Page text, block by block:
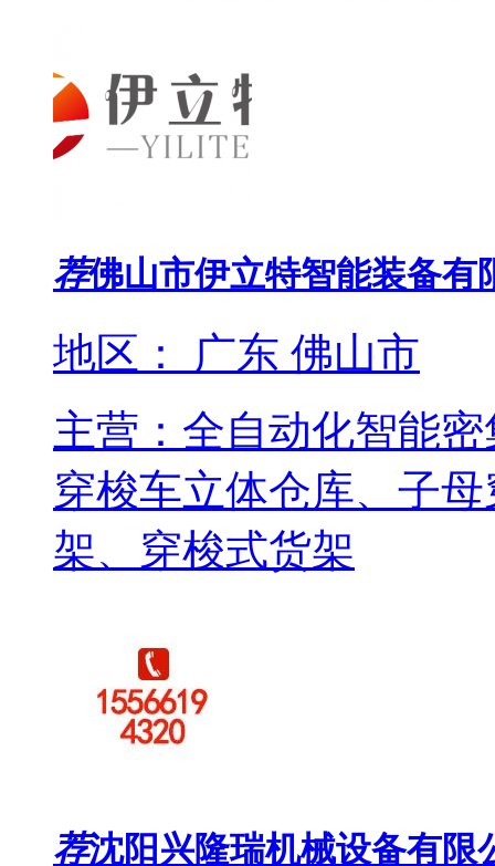
荐佛山市伊立特智能装备有
地区： 广东 佛山市
主营：全自动化智能
穿梭车立体仓库、子
架、穿梭式货架
荐沈阳兴隆瑞机械设备有限